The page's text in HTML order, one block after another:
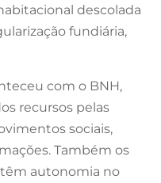
descolada
fundiária,
com o BNH,
recursos pelas
sociais,
Também os
autonomia no